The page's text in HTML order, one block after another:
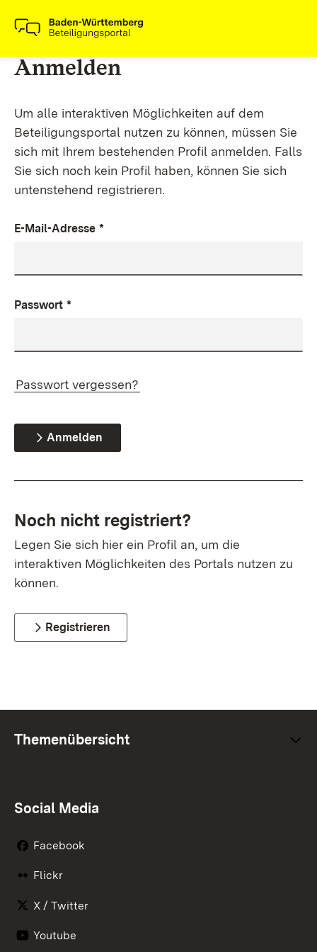
Anmelden
Um alle interaktiven Möglichkeiten auf dem
Beteiligungsportal nutzen zu können, müssen Sie
sich mit Ihrem bestehenden Profil anmelden. Falls
Sie sich noch kein Profil haben, können Sie sich
untenstehend registrieren.
E-Mail-Adresse *
Passwort *
Passwort vergessen?
Anmelden
Noch nicht registriert?
Legen Sie sich hier ein Profil an, um die
interaktiven Möglichkeiten des Portals nutzen zu
können.
Registrieren
Themenübersicht
Social Media
Facebook
Flickr
X / Twitter
Youtube